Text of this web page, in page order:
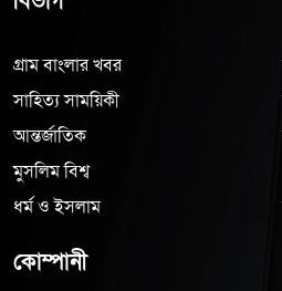
গ্রাম বাংলার খবর
সাহিত্য সাময়িকী
আন্তর্জাতিক
মুসলিম বিশ্ব
ধর্ম ও ইসলাম
কোম্পানী